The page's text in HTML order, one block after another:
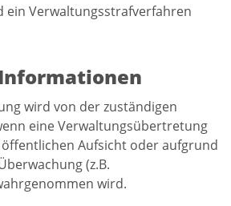
ein Verwaltungsstrafverfahren
wird von der zuständigen
eine Verwaltungsübertretung
Aufsicht oder aufgrund
(z.B.
wird.